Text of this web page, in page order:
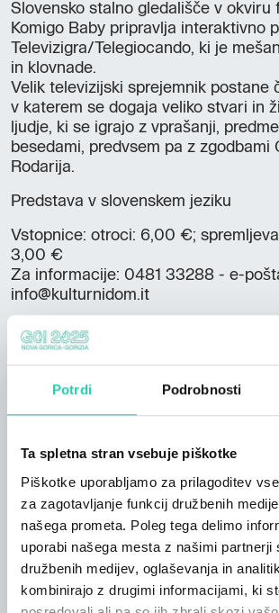
Potrdi Podrobnosti
Ta spletna stran vsebuje piškotke
Piškotke uporabljamo za prilagoditev
za zagotavljanje funkcij družbenih
našega prometa. Poleg tega delimo
uporabi našega mesta z našimi partnerji
družbenih medijev, oglaševanja in
kombinirajo z drugimi informacijami, ki
Slovensko stalno gledališče v okviru
Komigo Baby pripravlja interaktivno
Televizigra/Telegiocando, ki je
in klovnade.
Velik televizijski sprejemnik postane
v katerem se dogaja veliko stvari in
ljudje, ki se igrajo z vprašanji,
besedami, predvsem pa z zgodbami
Rodarija.
Predstava v slovenskem jeziku
Vstopnice: otroci: 6,00 €;
3,00 €
Za informacije: 0481 33288 - e-
info@kulturnidom.it
Kontakt
Elektronska pošta organizatorja
*** Objava dogodkov na spletni strani
podrejena smernicam, ki so na voljo
ne moremo jamčiti za točnost in
informacij na tem spletnem mestu.